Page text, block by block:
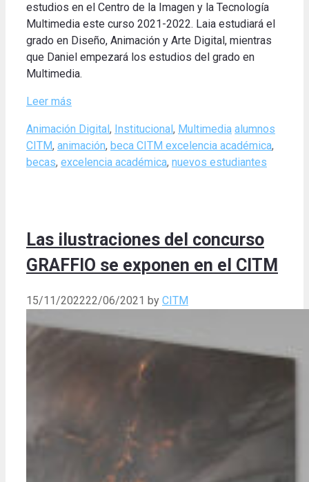
estudios en el Centro de la Imagen y la Tecnología
Multimedia este curso 2021-2022. Laia estudiará el
grado en Diseño, Animación y Arte Digital, mientras
que Daniel empezará los estudios del grado en
Multimedia.
Leer más
Categories
Animación Digital , Institucional , Multimedia Tags
alumnos
CITM, animación, beca CITM excelencia académica,
becas, excelencia académica, nuevos estudiantes
Las ilustraciones del concurso
GRAFFIO se exponen en el CITM
15/11/202222/06/2021 by CITM